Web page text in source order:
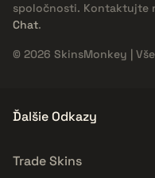
spoločnosti. Kontaktujte
Chat.
© 2026 SkinsMonkey |
Ďalšie Odkazy
Trade Skins